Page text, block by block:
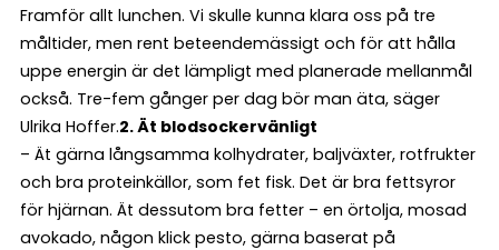
Framför allt lunchen. Vi skulle kunna klara oss på tre
måltider, men rent beteendemässigt och för att hålla
uppe energin är det lämpligt med planerade mellanmål
också. Tre-fem gånger per dag bör man äta, säger
Ulrika Hoffer.2. Ät blodsockervänligt
– Ät gärna långsamma kolhydrater, baljväxter, rotfrukter
och bra proteinkällor, som fet fisk. Det är bra fettsyror
för hjärnan. Ät dessutom bra fetter – en örtolja, mosad
avokado, någon klick pesto, gärna baserat på